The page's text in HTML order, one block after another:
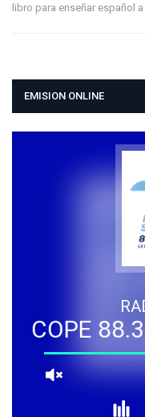
libro para enseñar español
EMISION ONLINE
COPE 88.3